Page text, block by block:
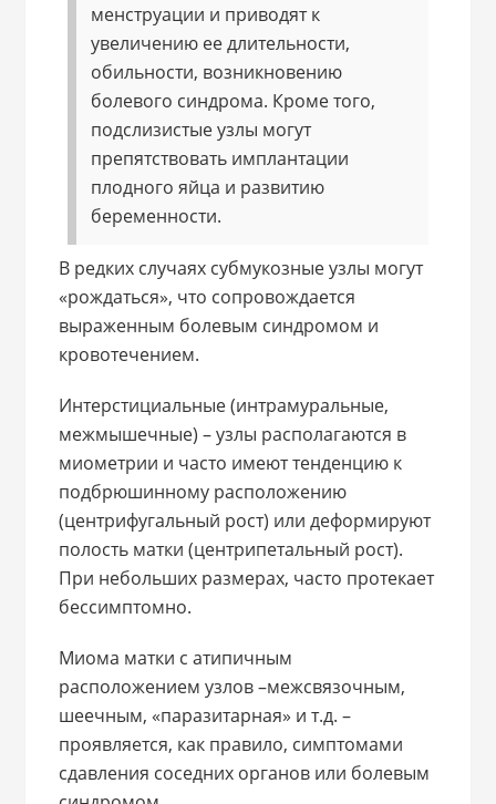
менструации и приводят к
увеличению ее длительности,
обильности, возникновению
болевого синдрома. Кроме того,
подслизистые узлы могут
препятствовать имплантации
плодного яйца и развитию
беременности.
В редких случаях субмукозные узлы могут
«рождаться», что сопровождается
выраженным болевым синдромом и
кровотечением.
Интерстициальные (интрамуральные,
межмышечные) – узлы располагаются в
миометрии и часто имеют тенденцию к
подбрюшинному расположению
(центрифугальный рост) или деформируют
полость матки (центрипетальный рост).
При небольших размерах, часто протекает
бессимптомно.
Миома матки с атипичным
расположением узлов –межсвязочным,
шеечным, «паразитарная» и т.д. –
проявляется, как правило, симптомами
сдавления соседних органов или болевым